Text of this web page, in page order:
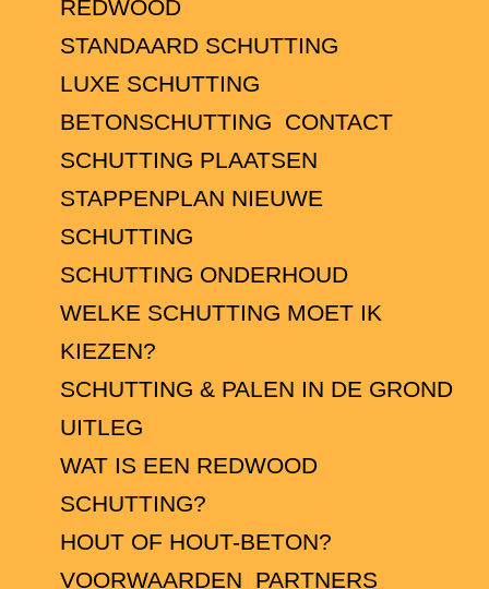
REDWOOD
STANDAARD SCHUTTING
LUXE SCHUTTING
BETONSCHUTTING
CONTACT
SCHUTTING PLAATSEN
STAPPENPLAN NIEUWE
SCHUTTING
SCHUTTING ONDERHOUD
WELKE SCHUTTING MOET IK
KIEZEN?
SCHUTTING & PALEN IN DE GROND
UITLEG
WAT IS EEN REDWOOD
SCHUTTING?
HOUT OF HOUT-BETON?
VOORWAARDEN
PARTNERS